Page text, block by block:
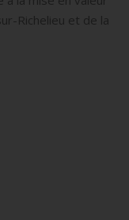
Richelieu et de la